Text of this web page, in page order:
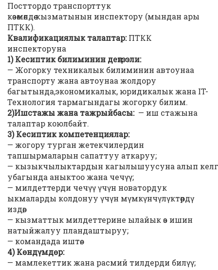
Посттордо транспорттук
көзөмөлдөө кызматынын инспектору (мындан ары
ПТКК).
Квалификациялык талаптар:ПТКК
инспекторуна
1) Кесиптик билиминин деңгээли:
— Жогорку техникалык билиминин автоунаа
транспорту жана автоунаа жолдору
багытында,экономикалык, юридикалык жана IT-
Технология тармагындагы жогорку билим.
2)Ишстажы жана тажрыйбасы: — иш стажына
талаптар коюлбайт.
3) Кесиптик компетенциялар:
— жогору турган жетекчилердин
тапшырмаларын сапаттуу аткаруу;
— кызыкчылыктардын кагылышуусуна алып
убагында аныктоо жана чечүү;
— милдеттерди чечүү үчүн новатордук
ыкмаларды колдонуу үчүн мүмкүнчүлүктөрдү
издөө;
— кызматтык милдеттерине ылайык өз ишин
натыйжалуу пландаштыруу;
— командада иштөө.
4) Көндүмдөр:
— мамлекеттик жана расмий тилдерди билүү;